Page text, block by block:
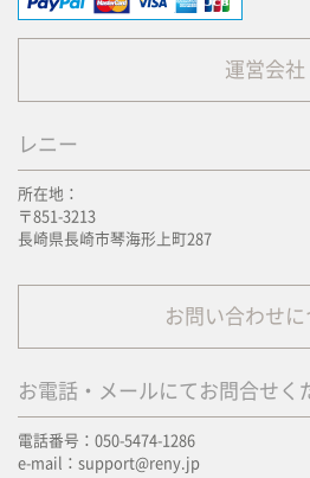
運営会社
レニー
所在地：
〒851-3213
長崎県長崎市琴海形上町287
お問い合わせに
お電話・メールにてお問合せく
電話番号：050-5474-1286
e-mail：support@reny.jp